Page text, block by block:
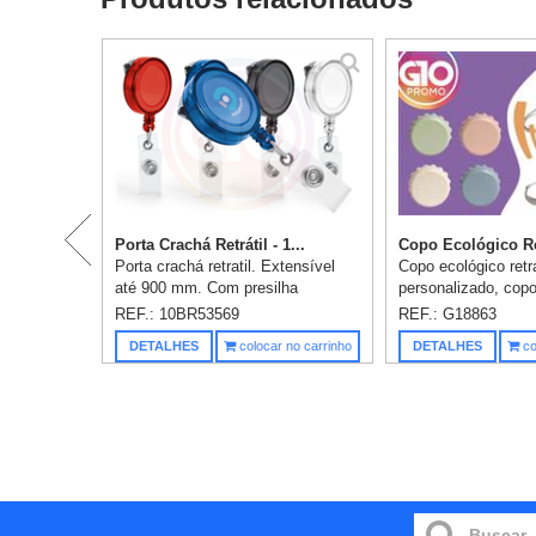
Porta Crachá Retrátil - 1...
Porta crachá retratil. Extensível
até 900 mm. Com presilha
metálica. ø32 x 9 mm. 1 gravação
já incluso.
REF.: 10BR53569
DETALHES colocar no carrinho
Copo Ecológico
Copo ecológico
personalizado,
palha de trigo de
Acompanha alça
Personalização
REF.: G18863
DETALHES